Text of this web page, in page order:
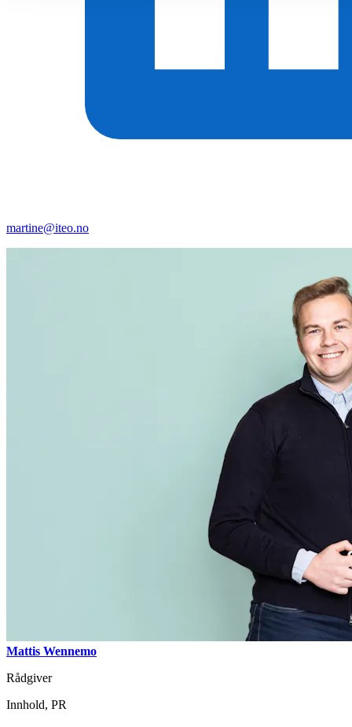
martine@iteo.no
Mattis Wennemo
Rådgiver
Innhold, PR